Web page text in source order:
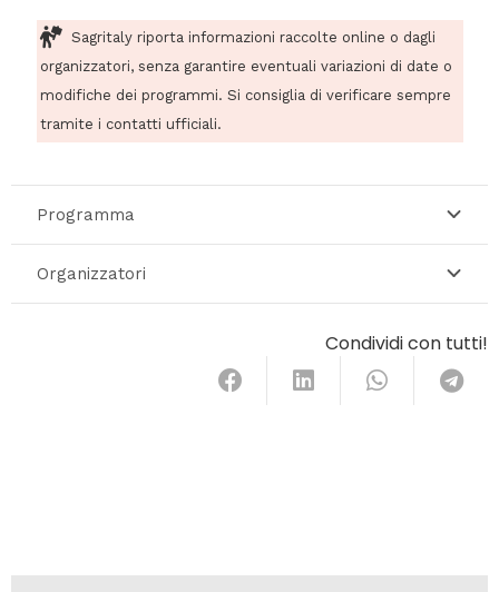
Sagritaly riporta informazioni raccolte online o dagli
organizzatori, senza garantire eventuali variazioni di date o
modifiche dei programmi. Si consiglia di verificare sempre
tramite i contatti ufficiali.
Programma
Organizzatori
Condividi con tutti!